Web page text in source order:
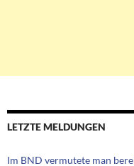
LETZTE MELDUNGEN
Im BND vermutete man